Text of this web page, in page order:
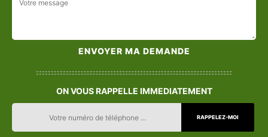
ON VOUS RAPPELLE IMMEDIATEMENT